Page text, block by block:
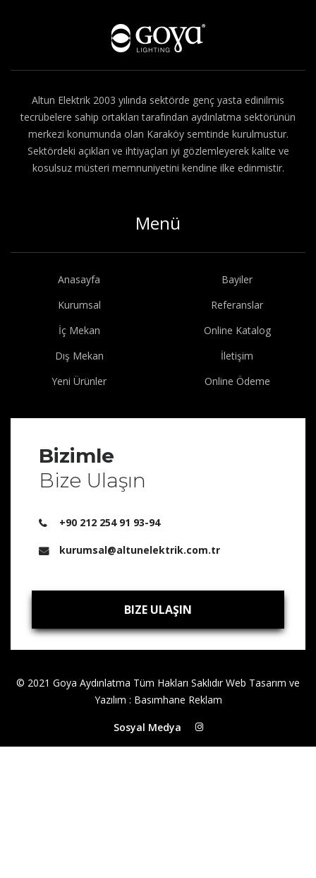
Altun Elektrik 2003 yılında sektörde genç yasta edinilmis
tecrübelere sahip ortakları tarafından aydınlatma sektörünün
merkezi konumunda olan Karaköy semtinde kurulmustur.
Sektördeki açıkları ve ihtiyaçları iyi gözlemleyerek kalite ve
kosulsuz müsteri memnuniyetini kendine ilke edinmistir.
Menü
Anasayfa
Kurumsal
İç Mekan
Dış Mekan
Yeni Ürünler
Bayiler
Referanslar
Online Katalog
İletişim
Online Ödeme
Bizimle
Bize Ulaşın
+90 212 254 91 93-94
kurumsal@altunelektrik.com.tr
BIZE ULAŞIN
BIZE ULAŞIN
© 2021 Goya Aydınlatma Tüm Hakları SaklıdırWeb Tasarım ve
Yazılım : Basımhane Reklam
Sosyal Medya